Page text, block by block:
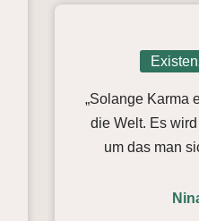
„Solange Karma
die Welt. Es
um das man